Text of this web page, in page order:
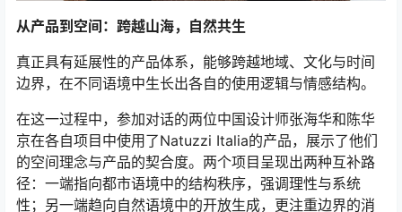
从产品到空间 ：跨越山海，自然共生
真正具有延展性的产品体系，能够跨越地域、文化与时间
边界，在不同语境中生长出各自的使用逻辑与情感结构。
在这一过程中，参加对话的两位中国设计师张海华和陈华
京在各自项目中使用了Natuzzi Italia的产品，展示了他们
的空间理念与产品的契合度。两个项目呈现出两种互补路
径：一端指向都市语境中的结构秩序，强调理性与系统
性；另一端趋向自然语境中的开放生成，更注重边界的消